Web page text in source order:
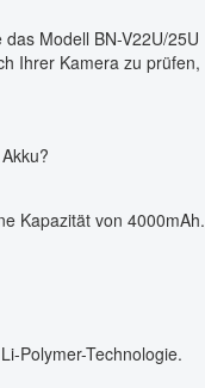
Modell BN-V22U/25U
Ihrer Kamera zu prüfen,
Kapazität von 4000mAh.
Polymer-Technologie.